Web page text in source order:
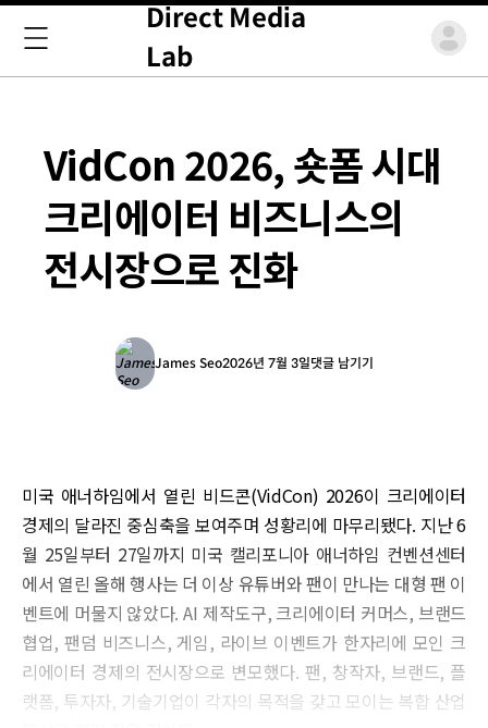
Direct Media
Lab
VidCon 2026, 숏폼 시대
크리에이터 비즈니스의
전시장으로 진화
James Seo2026년 7월 3일댓글 남기기
미국 애너하임에서 열린 비드콘(VidCon) 2026이 크리에이터
경제의 달라진 중심축을 보여주며 성황리에 마무리됐다. 지난 6
월 25일부터 27일까지 미국 캘리포니아 애너하임 컨벤션센터
에서 열린 올해 행사는 더 이상 유튜버와 팬이 만나는 대형 팬 이
벤트에 머물지 않았다. AI 제작도구, 크리에이터 커머스, 브랜드
협업, 팬덤 비즈니스, 게임, 라이브 이벤트가 한자리에 모인 크
리에이터 경제의 전시장으로 변모했다. 팬, 창작자, 브랜드, 플
랫폼, 투자자, 기술기업이 각자의 목적을 갖고 모이는 복합 산업